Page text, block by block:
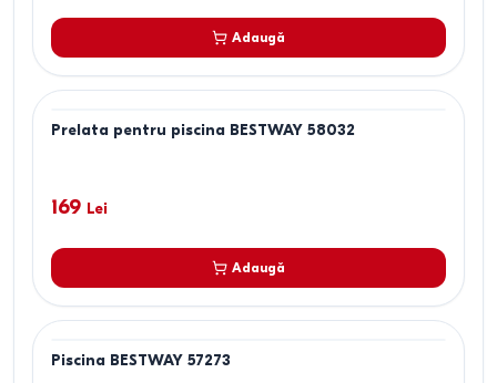
Adaugă
Prelata pentru piscina BESTWAY 58032
169 Lei
Adaugă
Piscina BESTWAY 57273